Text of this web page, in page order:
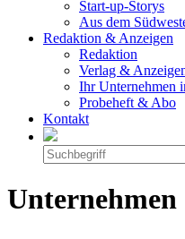
Start-up-Storys
Aus dem
Redaktion & Anzeigen
Redaktion
Verlag &
Ihr Unternehmen
Probeheft & Abo
Kontakt
Unternehmen